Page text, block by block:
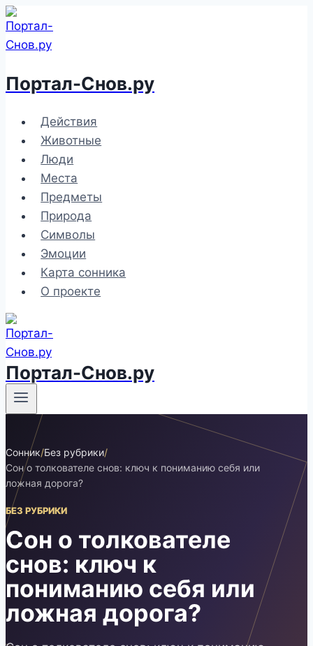
Перейти
к
содержимому
Портал-Снов.ру
Действия
Животные
Люди
Места
Предметы
Природа
Символы
Эмоции
Карта сонника
О проекте
Портал-Снов.ру
Сонник/Без рубрики/
Сон о толкователе снов: ключ к пониманию себя или
ложная дорога?
БЕЗ РУБРИКИ
Сон о толкователе
снов: ключ к
пониманию себя или
ложная дорога?